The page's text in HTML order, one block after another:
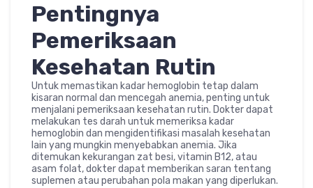
Pentingnya
Pemeriksaan
Kesehatan Rutin
Untuk memastikan kadar hemoglobin tetap dalam
kisaran normal dan mencegah anemia, penting untuk
menjalani pemeriksaan kesehatan rutin. Dokter dapat
melakukan tes darah untuk memeriksa kadar
hemoglobin dan mengidentifikasi masalah kesehatan
lain yang mungkin menyebabkan anemia. Jika
ditemukan kekurangan zat besi, vitamin B12, atau
asam folat, dokter dapat memberikan saran tentang
suplemen atau perubahan pola makan yang diperlukan.